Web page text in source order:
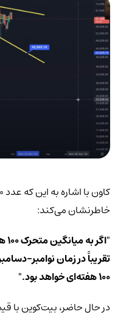
خاطرنشان می‌کند:
تقریباً در زمان نوامبر-
۱۰۰ هفته‌ای خواهد بود."
در حال حاضر، بیت‌کوین با قیمت ۶۱,۷۶۰ دلار در حال